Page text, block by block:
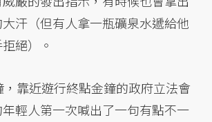
汗（但有人拿一瓶礦泉水遞給他
絕）。
靠近遊行終點金鐘的政府立法會
輕人第一次喊出了一句有點不一